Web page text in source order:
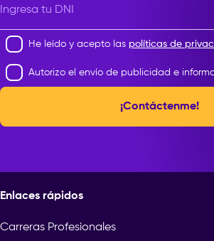
Ingresa tu DNI
He leído y acepto las políticas de
Autorizo el envío de publicidad e
¡Contáctenme!
Enlaces rápidos
Carreras Profesionales